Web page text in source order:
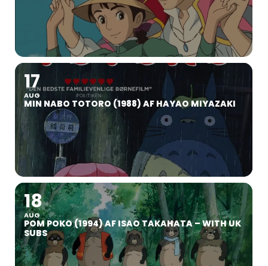
17
AUG
MIN NABO TOTORO (1988) AF HAYAO MIYAZAKI
18
AUG
POM POKO (1994) AF ISAO TAKAHATA – WITH UK
SUBS